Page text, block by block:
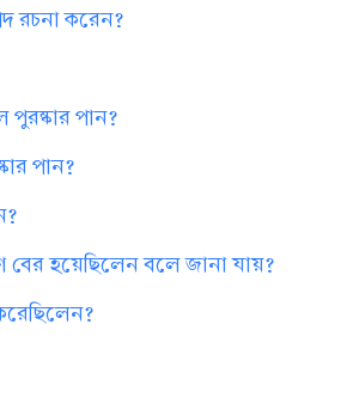
রচনা করেন?
পুরষ্কার পান?
পান?
বের হয়েছিলেন বলে জানা যায়?